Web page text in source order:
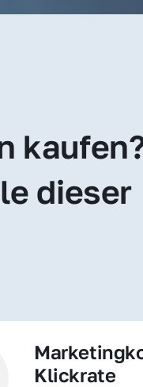
dieser
Klickrate